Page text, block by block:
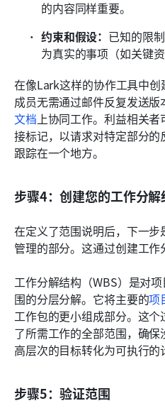
的内容同样重要。
约束和假设： 已知的限
为真实的事项（如关键
在像Lark这样的协作工具中
成员无需通过邮件反复发送
文档 上协同工作。利益相关
接标记，以请求对特定部分
跟踪在一个地方。
步骤4：创建您的工作分解
在定义了范围说明后，下一
管理的部分。这通过创建工作
工作分解结构（WBS）是对
围的分层分解。它将主要的项
工作包的更小组成部分。这
了所需工作的全部范围，确
高层次的目标转化为可执行的
步骤5：验证范围